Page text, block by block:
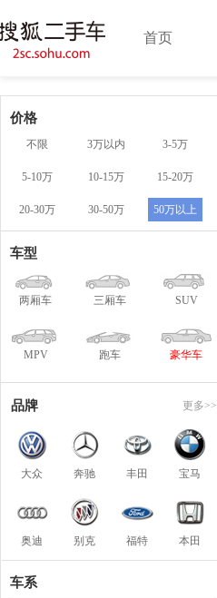
首页
价格
不限 3万以内 3-5万
5-10万 10-15万 15-20万
20-30万 30-50万 50万以上
车型
两厢车 三厢车 SUV
MPV 跑车 豪华车
品牌 更多>>
大众 奔驰 丰田 宝马
奥迪 别克 福特 本田
车系